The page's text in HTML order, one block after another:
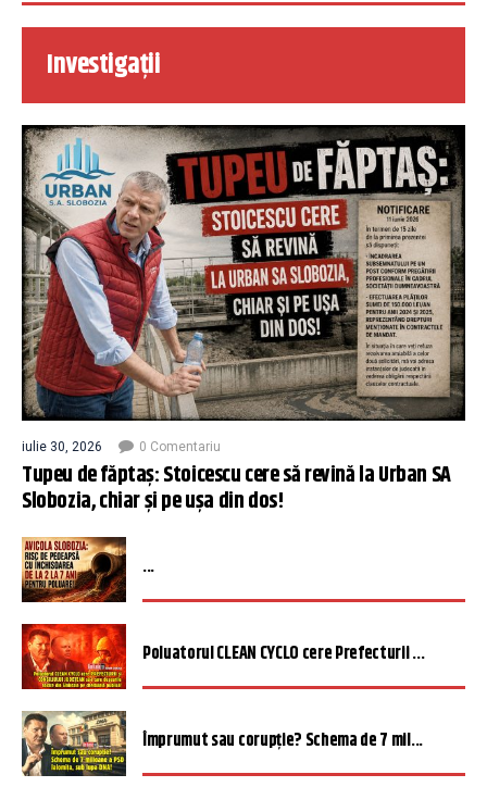
Investigații
iulie 30, 2026 0 Comentariu
Tupeu de făptaș: Stoicescu cere să revină la Urban SA
Slobozia, chiar și pe ușa din dos!
...
Poluatorul CLEAN CYCLO cere Prefecturii ...
Împrumut sau corupție? Schema de 7 mil...